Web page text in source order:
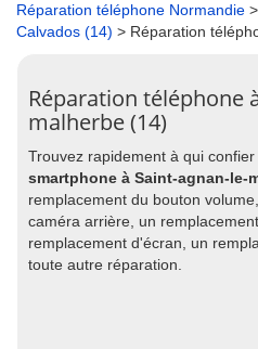
Réparation téléphone Normandie >
Calvados (14) > Réparation
Réparation téléphone
malherbe (14)
Trouvez rapidement à qui confier
smartphone à Saint-agnan-le-
remplacement du bouton
caméra arrière, un
remplacement d'écran, un
toute autre réparation.